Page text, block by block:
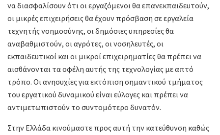
να διασφαλίσουν ότι οι εργαζόμενοι θα επανεκπαιδευτούν,
οι μικρές επιχειρήσεις θα έχουν πρόσβαση σε εργαλεία
τεχνητής νοημοσύνης, οι δημόσιες υπηρεσίες θα
αναβαθμιστούν, οι αγρότες, οι νοσηλευτές, οι
εκπαιδευτικοί και οι μικροί επιχειρηματίες θα πρέπει να
αισθάνονται τα οφέλη αυτής της τεχνολογίας με απτό
τρόπο. Οι ανησυχίες για εκτόπιση σημαντικού τμήματος
του εργατικού δυναμικού είναι εύλογες και πρέπει να
αντιμετωπιστούν το συντομότερο δυνατόν.
Στην Ελλάδα κινούμαστε προς αυτή την κατεύθυνση καθώς